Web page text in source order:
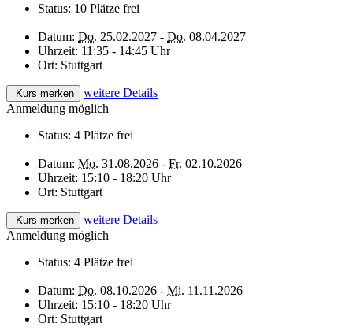
Status: 10 Plätze frei
Datum: Do. 25.02.2027 - Do. 08.04.2027
Uhrzeit: 11:35 - 14:45 Uhr
Ort: Stuttgart
Kurs merken
weitere Details
Anmeldung möglich
Status: 4 Plätze frei
Datum: Mo. 31.08.2026 - Fr. 02.10.2026
Uhrzeit: 15:10 - 18:20 Uhr
Ort: Stuttgart
Kurs merken
weitere Details
Anmeldung möglich
Status: 4 Plätze frei
Datum: Do. 08.10.2026 - Mi. 11.11.2026
Uhrzeit: 15:10 - 18:20 Uhr
Ort: Stuttgart